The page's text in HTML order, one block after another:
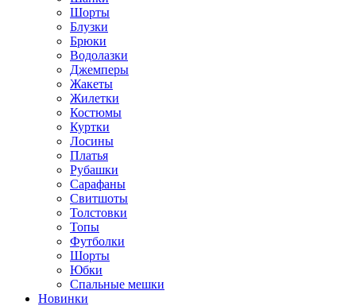
Шорты
Блузки
Брюки
Водолазки
Джемперы
Жакеты
Жилетки
Костюмы
Куртки
Лосины
Платья
Рубашки
Сарафаны
Свитшоты
Толстовки
Топы
Футболки
Шорты
Юбки
Спальные мешки
Новинки